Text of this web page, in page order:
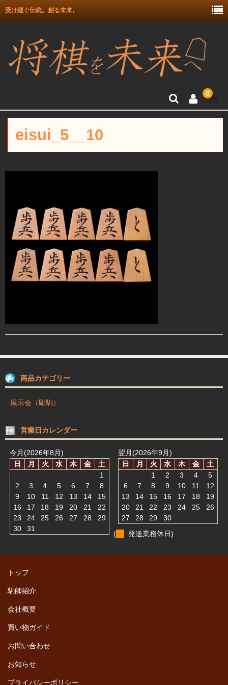
受け継ぐ伝統。創る未来。
0
彫駒
駒箱 駒台 布盤
駒師紹介
買物ガイド
eisui_5__10
商品カテゴリー
展示会（彫駒）
営業日カレンダー
今月(2026年8月)
日
月 火 水 木 金
土
1
2
3 4 5 6 7
8
9
10 11 12 13 14
15
16
17 18 19 20 21
22
23
24 25 26 27 28
29
30
31
翌月(2026年9月)
日
月 火 水 木 金
土
1
2 3 4
5
6
7 8 9 10 11
12
13
14 15 16 17 18
19
20
21 22 23 24 25
26
27
28 29
30
(
発送業務休日)
トップ
駒師紹介
会社概要
買い物ガイド
お問い合わせ
お知らせ
プライバシーポリシー